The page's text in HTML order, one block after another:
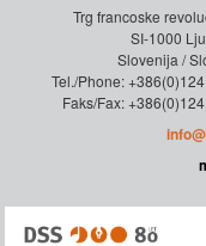
Trg francoske
SI-1000
Slovenija /
Tel./Phone:
Faks/Fax: